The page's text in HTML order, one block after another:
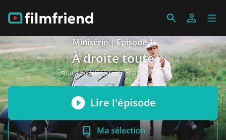
Minisérie | Episode 1
À droite toute
Société/Politique, France 2009
Lire l'épisode
Ma sélection